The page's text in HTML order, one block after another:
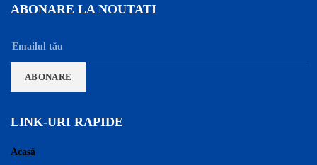
ABONARE LA NOUTATI
LINK-URI RAPIDE
Acasă